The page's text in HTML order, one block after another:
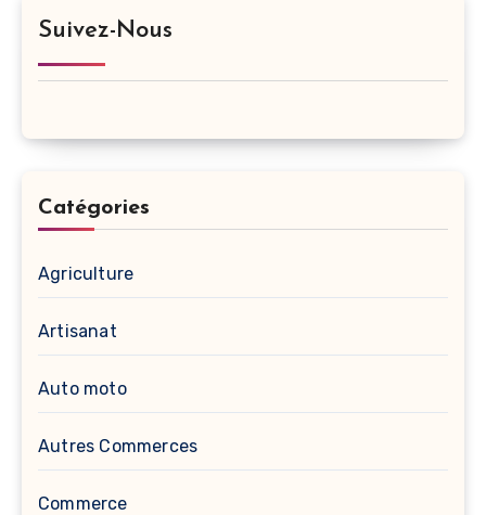
Suivez-Nous
Catégories
Agriculture
Artisanat
Auto moto
Autres Commerces
Commerce